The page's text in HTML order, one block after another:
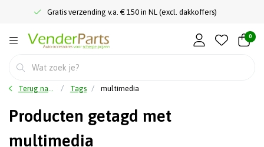
Gratis verzending v.a. € 150 in NL (excl. dakkoffers)
0
Terug naar home Tags multimedia
Producten getagd met
multimedia